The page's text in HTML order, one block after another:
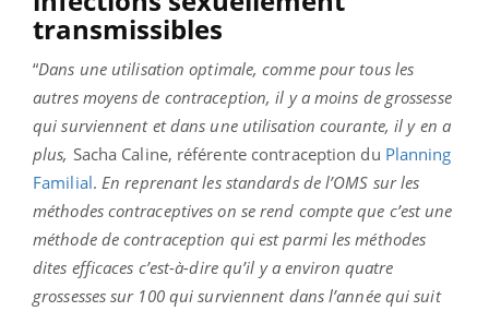
transmissibles
“Dans une utilisation optimale, comme pour tous les
autres moyens de contraception, il y a moins de grossesse
qui surviennent et dans une utilisation courante, il y en a
plus, Sacha Caline, référente contraception du Planning
Familial. En reprenant les standards de l’OMS sur les
méthodes contraceptives on se rend compte que c’est une
méthode de contraception qui est parmi les méthodes
dites efficaces c’est-à-dire qu’il y a environ quatre
grossesses sur 100 qui surviennent dans l’année qui suit